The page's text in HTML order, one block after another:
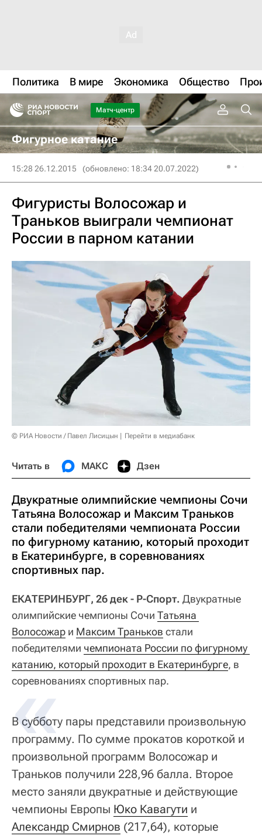
Политика В мире Экономика Общество
Матч-центр
Фигурное катание
15:28 26.12.2015 (обновлено: 18:34 20.07.2022)
Фигуристы Волосожар и
Траньков выиграли чемпионат
России в парном катании
© РИА Новости / Павел Лисицын Перейти в медиабанк
Читать в МАКС Дзен
Двукратные олимпийские чемпионы Сочи
Татьяна Волосожар и Максим Траньков
стали победителями чемпионата России
по фигурному катанию, который проходит
в Екатеринбурге, в соревнованиях
спортивных пар.
ЕКАТЕРИНБУРГ, 26 дек - Р-Спорт. Двукратные
олимпийские чемпионы Сочи Татьяна
Волосожар и Максим Траньков стали
победителями чемпионата России по фигурному
катанию, который проходит в Екатеринбурге, в
соревнованиях спортивных пар.
В субботу пары представили произвольную
программу. По сумме прокатов короткой и
произвольной программ Волосожар и
Траньков получили 228,96 балла. Второе
место заняли двукратные и действующие
чемпионы Европы Юко Кавагути и
Александр Смирнов (217,64), которые